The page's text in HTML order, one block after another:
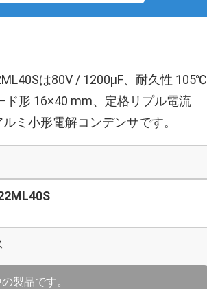
は80V / 1200µF、耐久性 105℃
ド形 16×40 mm、定格リプル電流
ミ小形電解コンデンサです。
製品です。